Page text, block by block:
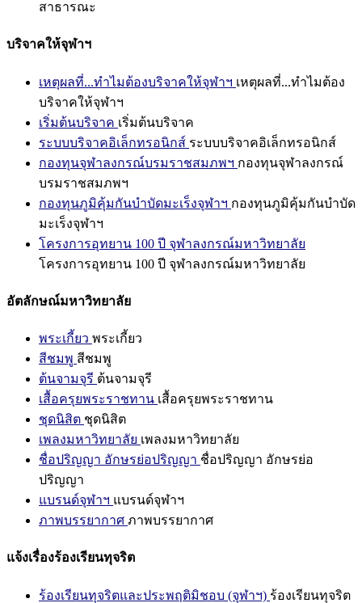
สาธารณะ
บริจาคให้จุฬาฯ
เหตุผลที่...ทำไมต้องบริจาคให้จุฬาฯ เหตุผลที่...ทำไมต้อง
บริจาคให้จุฬาฯ
เริ่มต้นบริจาค เริ่มต้นบริจาค
ระบบบริจาคอิเล็กทรอนิกส์ ระบบบริจาคอิเล็กทรอนิกส์
กองทุนจุฬาลงกรณ์บรมราชสมภพฯ กองทุนจุฬาลงกรณ์
บรมราชสมภพฯ
กองทุนภูมิคุ้มกันบำบัดมะเร็งจุฬาฯ กองทุนภูมิคุ้มกันบำบัด
มะเร็งจุฬาฯ
โครงการอุทยาน 100 ปี จุฬาลงกรณ์มหาวิทยาลัย
โครงการอุทยาน 100 ปี จุฬาลงกรณ์มหาวิทยาลัย
อัตลักษณ์มหาวิทยาลัย
พระเกี้ยว พระเกี้ยว
สีชมพู สีชมพู
ต้นจามจุรี ต้นจามจุรี
เสื้อครุยพระราชทาน เสื้อครุยพระราชทาน
ชุดนิสิต ชุดนิสิต
เพลงมหาวิทยาลัย เพลงมหาวิทยาลัย
ชื่อปริญญา อักษรย่อปริญญา ชื่อปริญญา อักษรย่อ
ปริญญา
แบรนด์จุฬาฯ แบรนด์จุฬาฯ
ภาพบรรยากาศ ภาพบรรยากาศ
แจ้งเรื่องร้องเรียนทุจริต
ร้องเรียนทุจริตและประพฤติมิชอบ (จุฬาฯ) ร้องเรียนทุจริต